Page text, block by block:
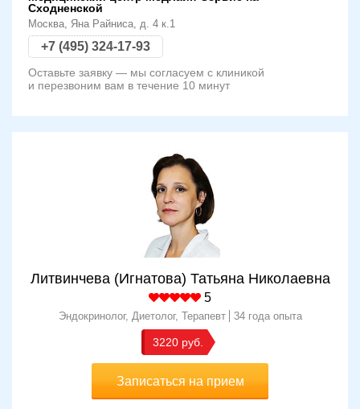
Сходненской
Москва, Яна Райниса, д. 4 к.1
+7 (495) 324-17-93
Оставьте заявку — мы согласуем с клиникой
и перезвоним вам в течение 10 минут
Литвинчева (Игнатова) Татьяна Николаевна
5
Эндокринолог, Диетолог, Терапевт 34 года опыта
3220
Записаться на прием